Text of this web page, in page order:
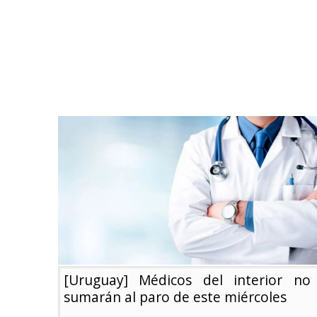
[Uruguay] Médicos del interior no
sumarán al paro de este miércoles